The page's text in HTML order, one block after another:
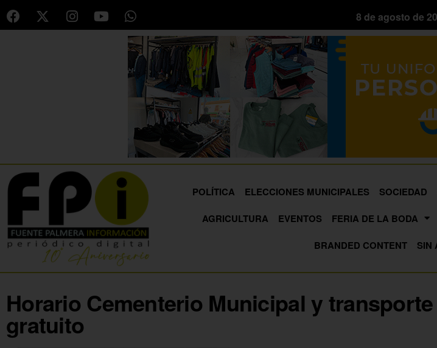
8 de agosto de
POLÍTICA ELECCIONES MUNICIPALES SOCIEDAD
AGRICULTURA
EVENTOS FERIA DE LA BODA
BRANDED CONTENT
SIN
Horario Cementerio Municipal y transporte
gratuito